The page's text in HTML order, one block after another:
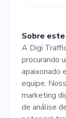
um
de
As
Sobre
A Digi
procurando
apaixonado
equipe.
marketing
de análise